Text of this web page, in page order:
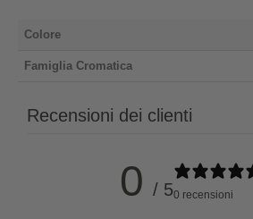
Colore
Famiglia Cromatica
Recensioni dei clienti
0 / 50 recensioni